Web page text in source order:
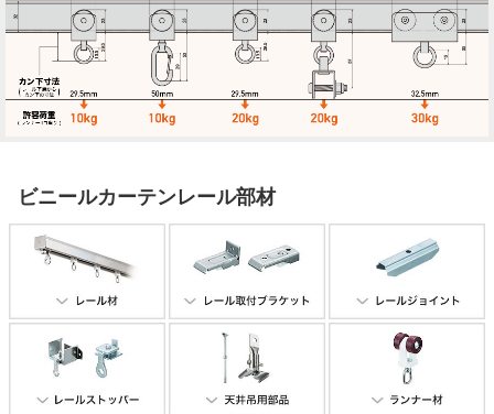
ビニールカーテンレール部材